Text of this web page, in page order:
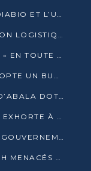
PRÉSIDENTIELLE 2026 : JOSEPH BADIABIO ET L’UDH-YUKI JOUENT LA PRUDENCE
6ᵉ CONGRÈS DU PCT : LA COMMISSION LOGISTIQUE ASSURE LA DISTRIBUTION DES KITS
QUINQUENNAT 2021-2026 : LE BILAN « EN TOUTE TRANSPARENCE » PRÉSENTÉ À LA PRESSE
ÉCONOMIE FLUVIALE : LE PABPS ADOPTE UN BUDGET 2026 DE PLUS DE 2,7 MILLIARDS FCFA
LE LYCÉE DENIS SASSOU N’GUESSO D’ABALA DOTÉ D’UNE SALLE MULTIMÉDIA
POINTE-NOIRE : LE GOUVERNEMENT EXHORTE À UN USAGE RESPONSABLE DU NOUVEAU MATÉRIEL MUNICIPAL
SITUATION SOCIOÉCONOMIQUE : LE GOUVERNEMENT INTERPELLÉ DEVANT LE SÉNAT
20.000 PATIENTS VIVANT AVEC LE VIH MENACÉS D’ARRÊT DE TRAITEMENT